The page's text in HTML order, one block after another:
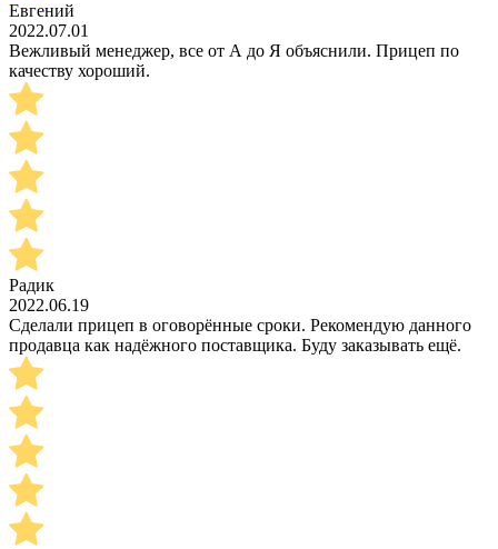
Евгений
2022.07.01
Вежливый менеджер, все от А до Я объяснили. Прицеп по
качеству хороший.
Радик
2022.06.19
Сделали прицеп в оговорённые сроки. Рекомендую данного
продавца как надёжного поставщика. Буду заказывать ещё.